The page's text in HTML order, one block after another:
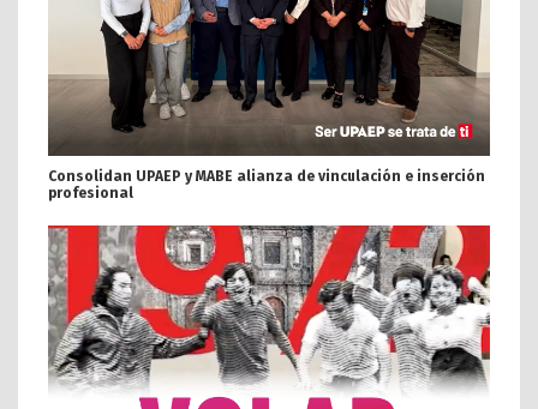
Consolidan UPAEP y MABE alianza de vinculación e inserción
profesional